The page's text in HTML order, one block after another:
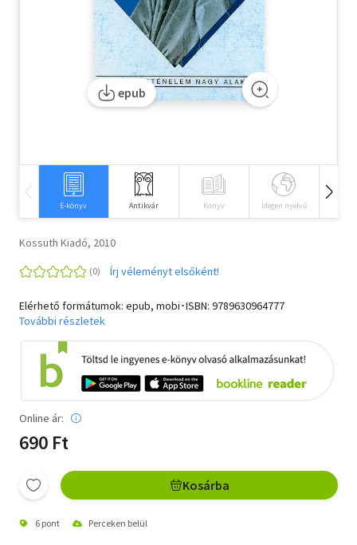
Tankönyv, segédkönyv
Társadalomtudomány
Természettudomány
Vallás
epub
E-könyv Antikvár Könyv Idegen nyelvű
Kossuth Kiadó, 2010
Írj véleményt elsőként!
Elérhető formátumok: epub, mobi･ISBN: 9789630964777
További részletek
Online ár:
690 Ft
Kosárba
6 pont Perceken belül